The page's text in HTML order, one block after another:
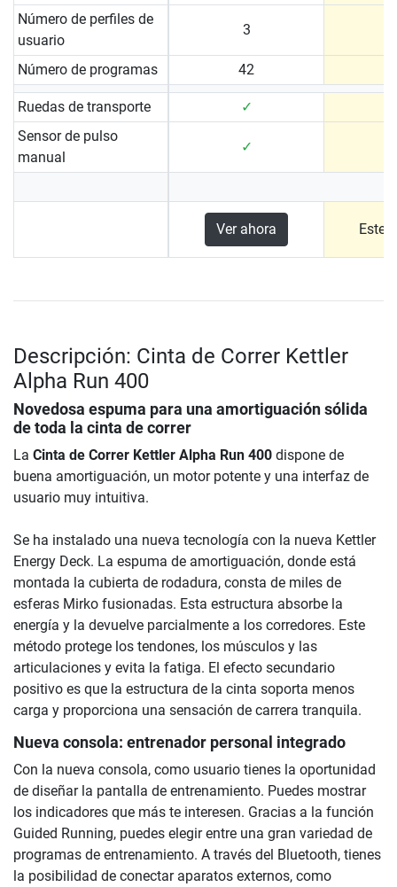
Número de perfiles de
usuario
3
Número de programas 42
Ruedas de transporte ✓
Sensor de pulso
manual
✓
Ver ahora Este
Descripción: Cinta de Correr Kettler
Alpha Run 400
Novedosa espuma para una amortiguación sólida
de toda la cinta de correr
La Cinta de Correr Kettler Alpha Run 400 dispone de
buena amortiguación, un motor potente y una interfaz de
usuario muy intuitiva.
Se ha instalado una nueva tecnología con la nueva Kettler
Energy Deck. La espuma de amortiguación, donde está
montada la cubierta de rodadura, consta de miles de
esferas Mirko fusionadas. Esta estructura absorbe la
energía y la devuelve parcialmente a los corredores. Este
método protege los tendones, los músculos y las
articulaciones y evita la fatiga. El efecto secundario
positivo es que la estructura de la cinta soporta menos
carga y proporciona una sensación de carrera tranquila.
Nueva consola: entrenador personal integrado
Con la nueva consola, como usuario tienes la oportunidad
de diseñar la pantalla de entrenamiento. Puedes mostrar
los indicadores que más te interesen. Gracias a la función
Guided Running, puedes elegir entre una gran variedad de
programas de entrenamiento. A través del Bluetooth, tienes
la posibilidad de conectar aparatos externos, como